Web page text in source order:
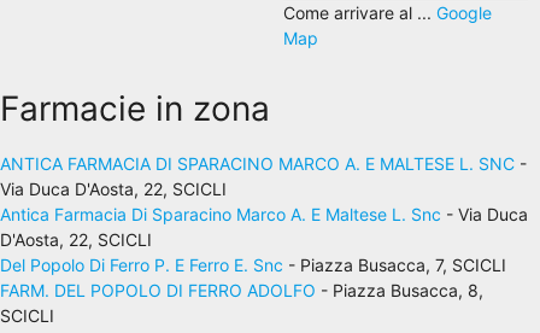
Come arrivare al ... Google
Map
Farmacie in zona
ANTICA FARMACIA DI SPARACINO MARCO A. E MALTESE L. SNC -
Via Duca D'Aosta, 22, SCICLI
Antica Farmacia Di Sparacino Marco A. E Maltese L. Snc - Via Duca
D'Aosta, 22, SCICLI
Del Popolo Di Ferro P. E Ferro E. Snc - Piazza Busacca, 7, SCICLI
FARM. DEL POPOLO DI FERRO ADOLFO - Piazza Busacca, 8,
SCICLI